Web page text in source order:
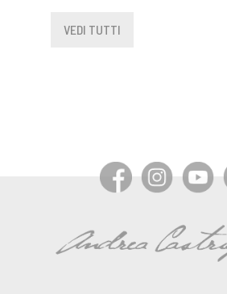
VEDI TUTTI